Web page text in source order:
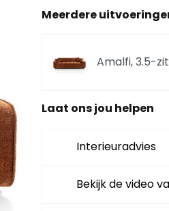
Meerdere
Amalfi, 3.5-
Amalfi, 1.5-
Laat ons jou helpen
Interieuradvies
Bekijk de video